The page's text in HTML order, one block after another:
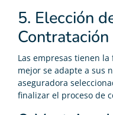
5. Elección
Contratación
Las empresas tienen
mejor se adapte a sus
aseguradora
finalizar el proceso de